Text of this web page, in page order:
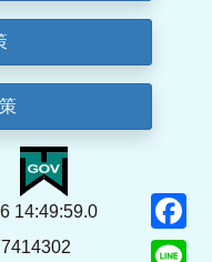
14:49:59.0